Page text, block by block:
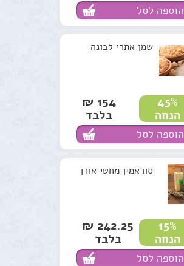
הוספה לסל
שמן אתרי לבונה
45%
הנחה
154 ₪
בלבד
הוספה לסל
סוראמין מחטי אורן
15%
הנחה
242.25 ₪
בלבד
הוספה לסל